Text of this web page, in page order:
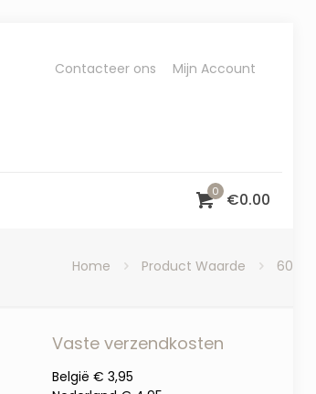
Contacteer ons Mijn Account
0 €0.00
Home Product Waarde 60
Vaste verzendkosten
België € 3,95